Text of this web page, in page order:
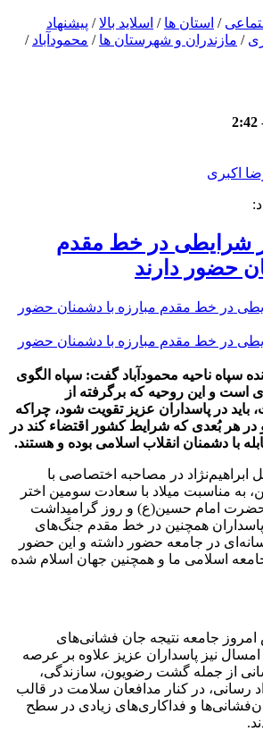
/ استان ها / اسلاید بالا/ پیشنهاد
/ مازندران و شهرستان ها / محمودآباد /
اکبری
شرایطی در خط مقدم
حضور دارند
سپاه ناحیه محمودآباد گفت: سپاه الگوی
است و این روحیه که برگرفته از
در پاسداران عزیز تقویت شود، چراکه
در هر بُعدی که شرایط کشور اقتضاء کند در
با دشمنان انقلاب اسلامی بوده و هستند.
ابراهیم‌نژاد در مصاحبه اختصاصی با
به مناسبت میلاد با سعادت سومین اختر
حضرت امام حسین(ع) و روز گرامیداشت
پاسداران همچنین در خط مقدم جنگ‌های
در جامعه حضور داشته و این حضور
اسلامی ما و همچنین جهان اسلام شده
امروز جامعه نتیجه جان فشانی‌های
نیز پاسداران عزیز علاوه بر عرصه
از جمله گشت رضویون، سازندگی،
رسانی، در کنار مدافعان سلامت در قالب
و فداکاری‌های زیادی در سطح